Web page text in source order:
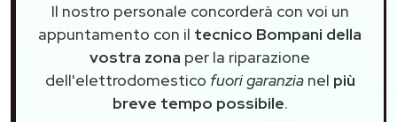
Il nostro personale concorderà con voi un
appuntamento con il tecnico Bompani della
vostra zona per la riparazione
dell'elettrodomestico fuori garanzianel più
breve tempo possibile.